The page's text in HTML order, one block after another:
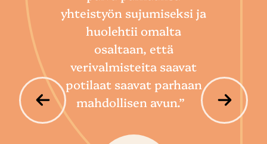
yhteistyön sujumiseksi ja
huolehtii omalta
osaltaan, että
verivalmisteita saavat
potilaat saavat parhaan
mahdollisen avun.”